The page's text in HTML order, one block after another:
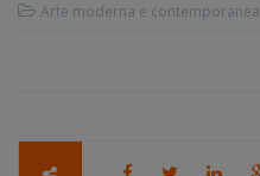
Arte moderna e contemporanea